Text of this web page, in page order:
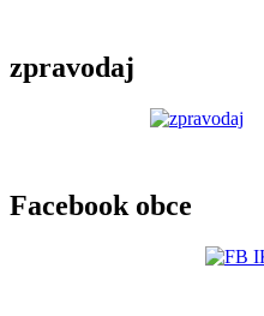
zpravodaj
Facebook obce